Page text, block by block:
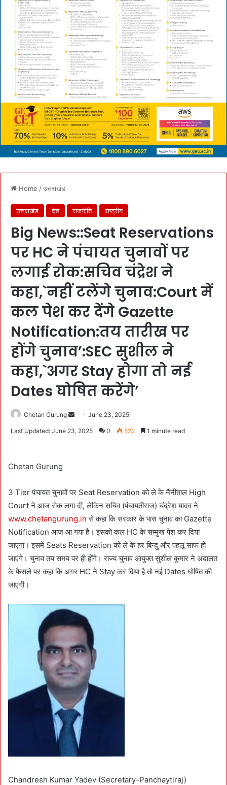
Home /उत्तराखंड
उत्तराखंड देश राजनीति राष्ट्रीय
Big News::Seat Reservations
पर HC ने पंचायत चुनावों पर
लगाई रोक:सचिव चंद्रेश ने
कहा,`नहीं टलेंगे चुनाव:Court में
कल पेश कर देंगे Gazette
Notification:तय तारीख पर
होंगे चुनाव’:SEC सुशील ने
कहा,`अगर Stay होगा तो नई
Dates घोषित करेंगे’
Chetan Gurung
i
June 23, 2025
Last Updated: June 23, 2025 0 822 1 minute read
Chetan Gurung
3 Tier पंचायत चुनावों पर Seat Reservation को ले के नैनीताल High
Court ने आज रोक लगा दी, लेकिन सचिव (पंचायतीराज) चंद्रेश यादव ने
www.chetangurung.in से कहा कि सरकार के पास चुनाव का Gazette
Notification आज आ गया है। इसको कल HC के सम्मुख पेश कर दिया
जाएगा। इसमें Seats Reservation को ले के हर बिन्दु और पहलू साफ हो
जाएंगे। चुनाव तय समय पर ही होंगे। राज्य चुनाव आयुक्त सुशील कुमार ने अदालत
के फैसले पर कहा कि अगर HC ने Stay कर दिया है तो नई Dates घोषित की
जाएगी।
Chandresh Kumar Yadev (Secretary-Panchaytiraj)